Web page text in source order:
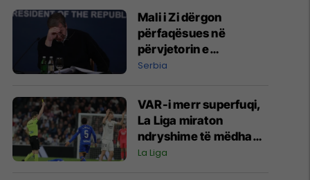
Mali i Zi dërgon
përfaqësues në
përvjetorin e
Operacionit “Stuhia”,
Serbia
VAR-i merr superfuqi,
La Liga miraton
ndryshime të mëdha
në rregullat për
La Liga